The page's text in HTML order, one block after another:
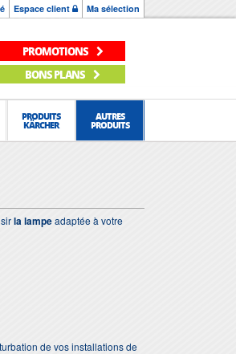
Espace client Ma sélection
PROMOTIONS
BONS PLANS
PRODUITS
KÄRCHER
AUTRES
PRODUITS
la lampeadaptée à votre
de vos installations de